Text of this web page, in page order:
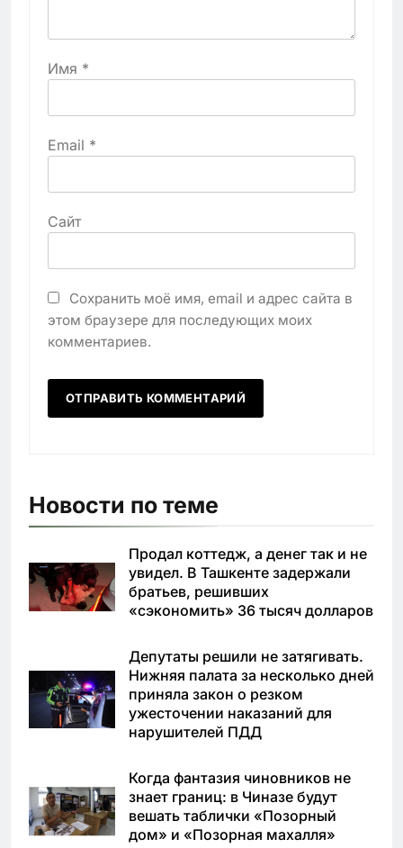
Имя *
Email *
Сайт
Сохранить моё имя, email и адрес сайта в
этом браузере для последующих моих
комментариев.
Новости по теме
Продал коттедж, а денег так и не
увидел. В Ташкенте задержали
братьев, решивших
«сэкономить» 36 тысяч долларов
Депутаты решили не затягивать.
Нижняя палата за несколько дней
приняла закон о резком
ужесточении наказаний для
нарушителей ПДД
Когда фантазия чиновников не
знает границ: в Чиназе будут
вешать таблички «Позорный
дом» и «Позорная махалля»